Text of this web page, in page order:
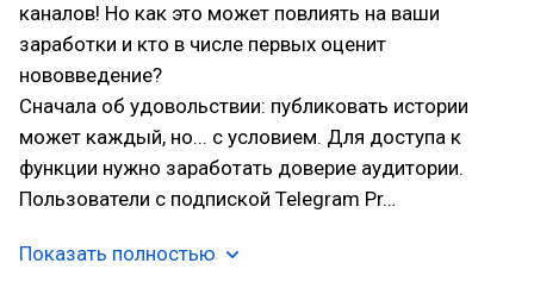
каналов! Но как это может повлиять на ваши
заработки и кто в числе первых оценит
нововведение?
Сначала об удовольствии: публиковать истории
может каждый, но... с условием. Для доступа к
функции нужно заработать доверие аудитории.
Пользователи с подпиской Telegram Pr…
Показать полностью